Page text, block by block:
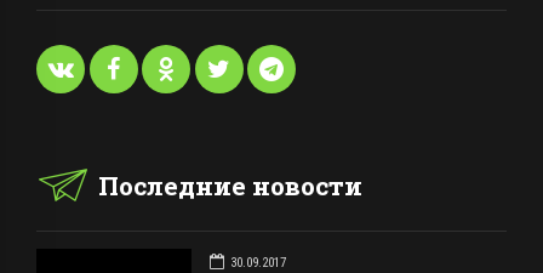
Последние новости
30.09.2017